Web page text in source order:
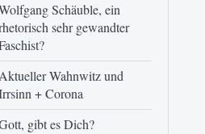
Schäuble, ein
sehr gewandter
Wahnwitz und
+ Corona
gibt es Dich?